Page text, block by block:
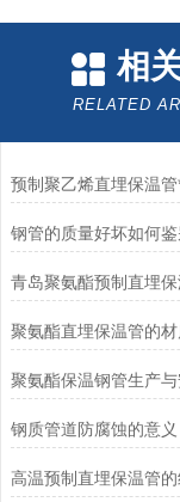
相
RELATED
预制聚乙烯直埋保温管
钢管的质量好坏如何鉴
聚氨酯直埋保温管的
钢质管道防腐蚀的意义
高温预制直埋保温管